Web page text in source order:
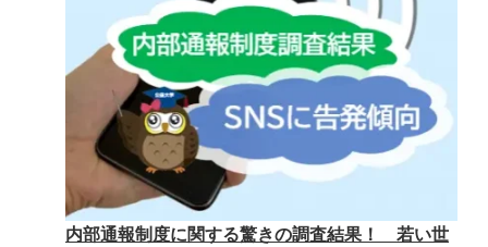
内部通報制度に関する驚きの調査結果！ 若い世